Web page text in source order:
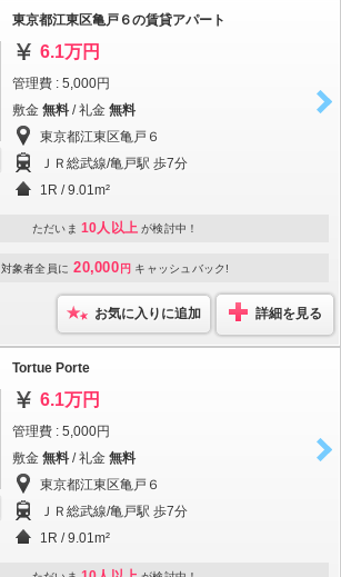
東京都江東区亀戸６の賃貸アパート
6.1万円
管理費 : 5,000円
敷金 無料 / 礼金 無料
東京都江東区亀戸６
ＪＲ総武線/亀戸駅 歩7分
1R / 9.01m²
ただいま 10人以上 が検討中！
対象者全員に 20,000 円 キャッシュバック!
お気に入りに追加 詳細を見る
Tortue Porte
6.1万円
管理費 : 5,000円
敷金 無料 / 礼金 無料
東京都江東区亀戸６
ＪＲ総武線/亀戸駅 歩7分
1R / 9.01m²